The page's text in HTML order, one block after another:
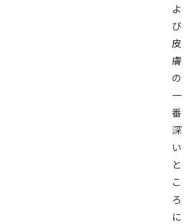
よ
び
皮
膚
の
一
番
深
い
と
こ
ろ
に